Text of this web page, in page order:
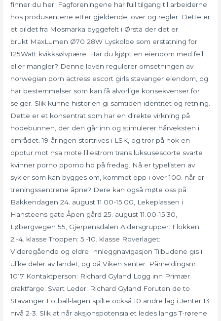
finner du her. Fagforeningene har full tilgang til arbeiderne
hos produsentene etter gjeldende lover og regler. Dette er
et bildet fra Mosmarka byggefelt i Ørsta der det er
brukt MaxLumen Ø70 28W Lyskolbe som erstatning for
125Watt kvikksølvpære. Har du kjøpt en eiendom med feil
eller mangler? Denne loven regulerer omsetningen av
norwegian porn actress escort girls stavanger eiendom, og
har bestemmelser som kan få alvorlige konsekvenser for
selger. Slik kunne historien gi samtiden identitet og retning.
Dette er et konsentrat som har en direkte virkning på
hodebunnen, der den går inn og stimulerer hårveksten i
området. 19-åringen stortrives i LSK, og tror på nok en
opptur mot nsa mote lillestrom trans luksusescorte svarte
kvinner porno pporno hd på fredag. Nå er typelisten av
sykler som kan bygges om, kommet opp i over 100. ​når er
treningssentrene åpne? Dere kan også møte oss på:
Bakkendagen 24. august 11.00-15.00, Lekeplassen i
Hansteens gate Åpen gård 25. august 11.00-15.30,
Løbergvegen 55, Gjerpensdalen Aldersgrupper: Flokken:
2.-4. klasse Troppen: 5.-10. klasse Roverlaget:
Videregående og eldre Innleggnavigasjon Tilbudene gis i
ulike deler av landet, og på Viken senter. Påmeldingsnr:
1017 Kontaktperson: Richard Gyland Logg inn Primær
draktfarge: Svart Leder: Richard Gyland Foruten de to
Stavanger Fotball-lagen spilte också 10 andre lag i Jenter 13
nivå 2-3. Slik at når aksjonspotensialet ledes langs T-rørene